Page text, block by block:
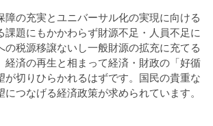
障の充実とユニバーサル化の実現に向ける
課題にもかかわらず財源不足・人員不足に
の税源移譲ないし一般財源の拡充に充てる
経済の再生と相まって経済・財政の「好循
が切りひらかれるはずです。国民の貴重な
つなげる経済政策が求められています。